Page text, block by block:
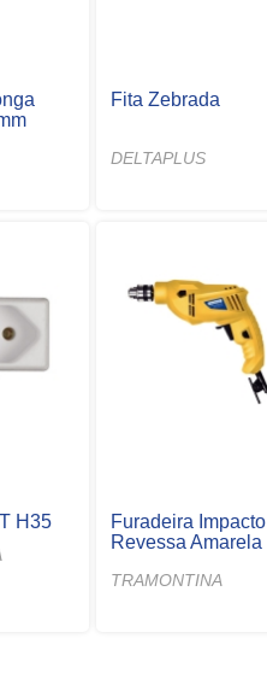
Fita Zebrada
DELTAPLUS
H35
Furadeira Impacto
Revessa Amarela
TRAMONTINA